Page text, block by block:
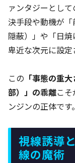
ァンタジーとし
決手段や動機が
隠蔽）」や「日
卑近な次元に設定
この 「事態の重
部）」の乖離こ
ンジンの正体です。
視線誘導
線の魔術